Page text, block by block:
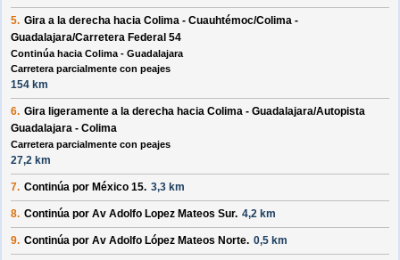
5. Gira a la derecha hacia Colima - Cuauhtémoc/Colima -
Guadalajara/Carretera Federal 54
Continúa hacia Colima - Guadalajara
Carretera parcialmente con peajes
154 km
6. Gira ligeramente a la derecha hacia Colima - Guadalajara/Autopista
Guadalajara - Colima
Carretera parcialmente con peajes
27,2 km
7. Continúa por México 15. 3,3 km
8. Continúa por Av Adolfo Lopez Mateos Sur. 4,2 km
9. Continúa por Av Adolfo López Mateos Norte. 0,5 km